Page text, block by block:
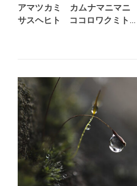
アマツカミ カムナマニマニ ウタサトシ ヤク
サスヘヒト ココロワクミト...